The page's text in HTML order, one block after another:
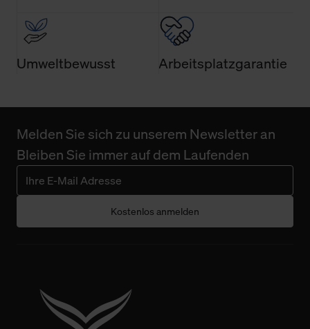
Umweltbewusst Arbeitsplatzgarantie
Melden Sie sich zu unserem Newsletter an
Bleiben Sie immer auf dem Laufenden
Kostenlos anmelden